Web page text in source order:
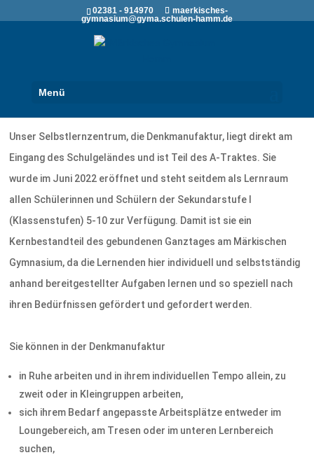
02381 - 914970
maerkisches-
gymnasium@gyma.schulen-hamm.de
Menü
Denkmanufaktur am MGH
Unser Selbstlernzentrum, die Denkmanufaktur, liegt direkt am
Eingang des Schulgeländes und ist Teil des A-Traktes. Sie
wurde im Juni 2022 eröffnet und steht seitdem als Lernraum
allen Schülerinnen und Schülern der Sekundarstufe I
(Klassenstufen) 5-10 zur Verfügung. Damit ist sie ein
Kernbestandteil des gebundenen Ganztages am Märkischen
Gymnasium, da die Lernenden hier individuell und selbstständig
anhand bereitgestellter Aufgaben lernen und so speziell nach
ihren Bedürfnissen gefördert und gefordert werden.
Sie können in der Denkmanufaktur
in Ruhe arbeiten und in ihrem individuellen Tempo allein, zu
zweit oder in Kleingruppen arbeiten,
sich ihrem Bedarf angepasste Arbeitsplätze entweder im
Loungebereich, am Tresen oder im unteren Lernbereich
suchen,